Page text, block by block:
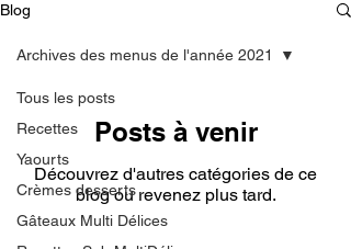
Blog
Tous les posts
Recettes
Yaourts
Crèmes desserts
Gâteaux Multi Délices
Archives des menus de l'année 2021
Posts à venir
Découvrez d'autres catégories de ce
blog ou revenez plus tard.